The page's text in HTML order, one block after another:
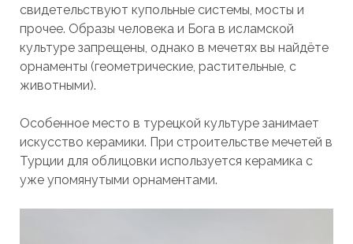
свидетельствуют купольные системы, мосты и
прочее. Образы человека и Бога в исламской
культуре запрещены, однако в мечетях вы найдёте
орнаменты (геометрические, растительные, с
животными).
Особенное место в турецкой культуре занимает
искусство керамики. При строительстве мечетей в
Турции для облицовки используется керамика с
уже упомянутыми орнаментами.